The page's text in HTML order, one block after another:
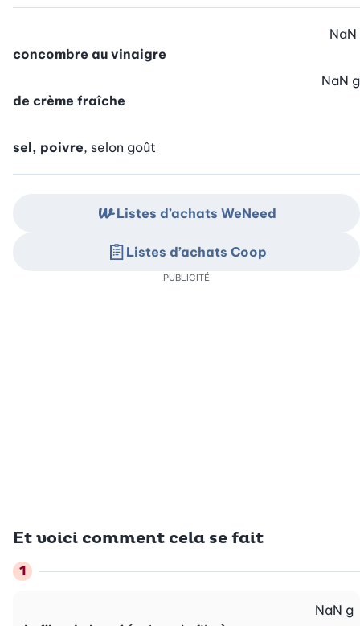
concombre au vinaigre
NaN
de crème fraîche
NaN g
sel, poivre, selon goût
Et voici comment cela se fait
NaN g
Listes d’achats WeNeed
Listes d’achats Coop
PUBLICITÉ